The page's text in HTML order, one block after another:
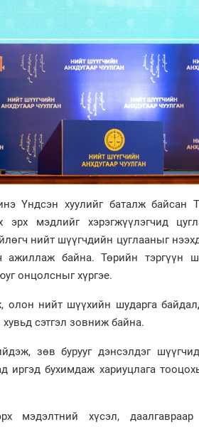
Үндсэн хуулийг баталж байсан
мэдлийг хэрэгжүүлэгчид
нийт шүүгчдийн цуглааныг
байна. Төрийн тэргүүн
онцолсныг хүргэе.
нийт шүүхийн шударга
сэтгэл зовниж байна.
зөв бурууг дэнсэлдэг
иргэд бухимдаж хариуцлага
мэдэлтний хүсэл, даалгавраар